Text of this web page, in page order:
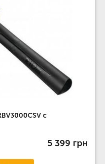
с
5 399 грн